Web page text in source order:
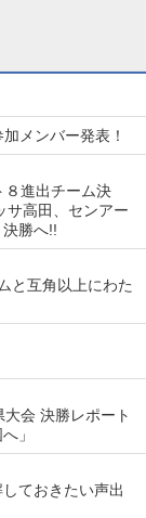
メンバー発表！
８進出チーム決
サ高田、センアー
勝へ!!
と互角以上にわた
大会 決勝レポート
」
ておきたい声出